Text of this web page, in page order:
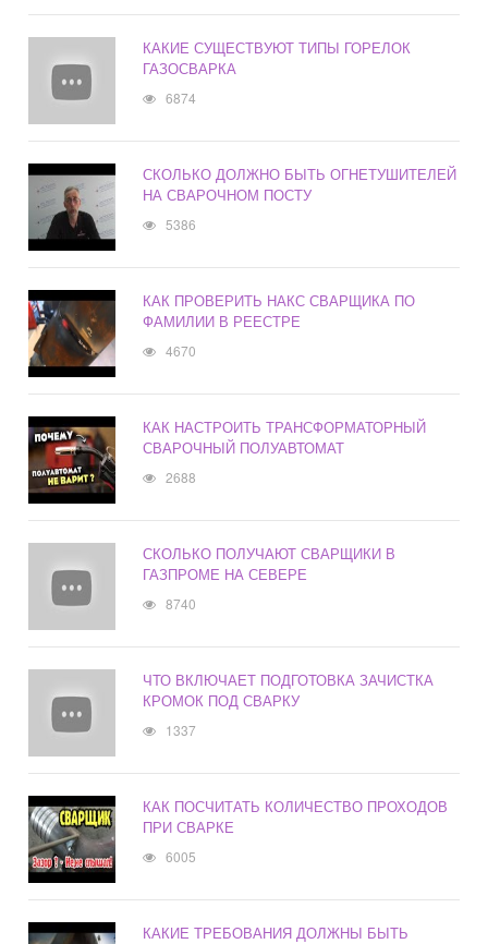
КАКИЕ СУЩЕСТВУЮТ ТИПЫ ГОРЕЛОК
ГАЗОСВАРКА
6874
СКОЛЬКО ДОЛЖНО БЫТЬ ОГНЕТУШИТЕЛЕЙ
НА СВАРОЧНОМ ПОСТУ
5386
КАК ПРОВЕРИТЬ НАКС СВАРЩИКА ПО
ФАМИЛИИ В РЕЕСТРЕ
4670
КАК НАСТРОИТЬ ТРАНСФОРМАТОРНЫЙ
СВАРОЧНЫЙ ПОЛУАВТОМАТ
2688
СКОЛЬКО ПОЛУЧАЮТ СВАРЩИКИ В
ГАЗПРОМЕ НА СЕВЕРЕ
8740
ЧТО ВКЛЮЧАЕТ ПОДГОТОВКА ЗАЧИСТКА
КРОМОК ПОД СВАРКУ
1337
КАК ПОСЧИТАТЬ КОЛИЧЕСТВО ПРОХОДОВ
ПРИ СВАРКЕ
6005
КАКИЕ ТРЕБОВАНИЯ ДОЛЖНЫ БЫТЬ